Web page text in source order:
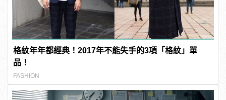
格紋年年都經典！2017年不能失手的3項「格紋」單
品！
FASHION